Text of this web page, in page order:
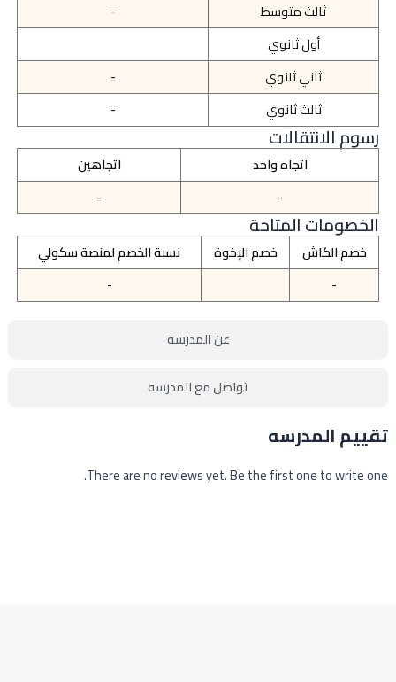
عن المدرسه
تواصل مع المدرسه
ثالث متوسط
-
أول ثانوي
ثاني ثانوي
-
ثالث ثانوي
-
رسوم الانتقالات
اتجاه واحد
اتجاهين
-
-
الخصومات المتاحة
خصم الكاش خصم الإخوة
نسبة الخصم لمنصة سكولي
-
-
تقييم المدرسه
There are no reviews yet. Be the first one to write one.